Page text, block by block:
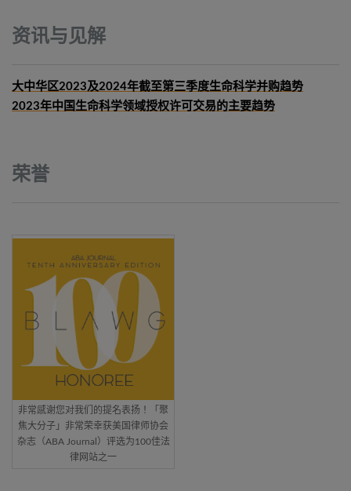
资讯与见解
大中华区2023及2024年截至第三季度生命科学并购趋势
2023年中国生命科学领域授权许可交易的主要趋势
荣誉
非常感谢您对我们的提名表扬！「聚
焦大分子」非常荣幸获美国律师协会
杂志（ABA Journal）评选为100佳法
律网站之一